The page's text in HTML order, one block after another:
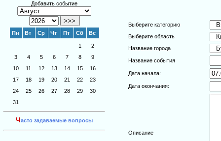
Добавить событие
Пн Вт Ср Чт Пт Сб Вс
1
2
3
4 5 6 7 8
9
10
11 12 13 14 15
16
17
18 19 20 21 22
23
24
25 26 27 28 29
30
31
Часто задаваемые вопросы
Выберите категорию
Выберите область
Название города
Название события
Дата начала:
Дата окончания:
Описание